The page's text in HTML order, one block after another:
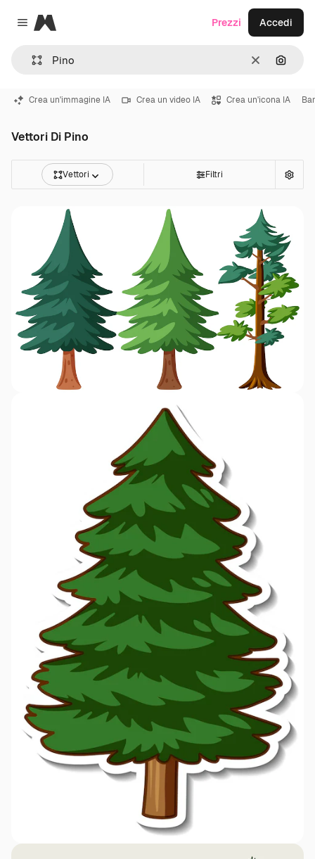
Close menu
Magnific
CancellaCerca
Prezzi Accedi
Crea un'immagine IA Crea un video IA Crea un'icona IA
Vettori Di Pino
Vettori Filtri